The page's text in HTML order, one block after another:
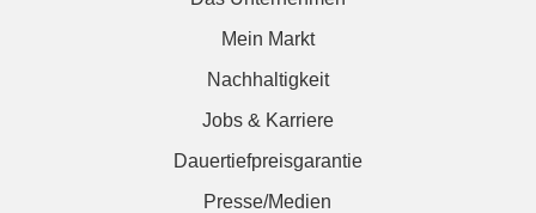
Mein Markt
Nachhaltigkeit
Jobs & Karriere
Dauertiefpreisgarantie
Presse/Medien